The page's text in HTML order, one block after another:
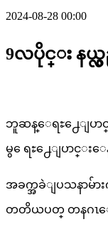
2024-08-28 00:00
9လပိုင္း န
ဘူဆန္ေရႊ႕ေျပာင္
မွ ေရႊ႕ေျပာင္း
အခက္အခဲျပသနာ
တတိယပတ္ တနဂၤေ